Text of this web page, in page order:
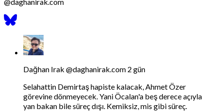
Bluesky
Profilini
Bluesky'da
Dağhan
Irak
tarafindan
yazilan
gonderiyi
goruntule
Dağhan Irak @daghanirak.com 2 gün
Selahattin Demirtaş hapiste kalacak, Ahmet Özer
görevine dönmeyecek. Yani Öcalan'a beş derece açıyla
yan bakan bile süreç dışı. Kemiksiz, mis gibi süreç.